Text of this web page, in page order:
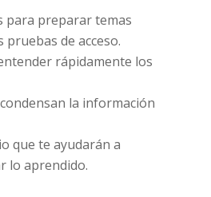
para preparar temas
pruebas de acceso.
rápidamente los
la información
que te ayudarán a
lo aprendido.